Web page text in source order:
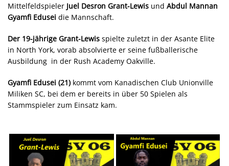
Mittelfeldspieler Juel Desron Grant-Lewis und Abdul Mannan
Gyamfi Edusei die Mannschaft.
Der 19-jährige Grant-Lewis spielte zuletzt in der Asante Elite
in North York, vorab absolvierte er seine fußballerische
Ausbildung in der Rush Academy Oakville.
Gyamfi Edusei (21) kommt vom Kanadischen Club Unionville
Miliken SC, bei dem er bereits in über 50 Spielen als
Stammspieler zum Einsatz kam.